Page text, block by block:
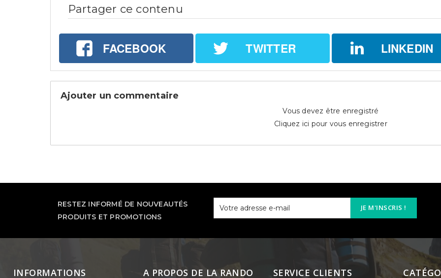
Partager ce contenu
FACEBOOK TWITTER LINKEDIN
Ajouter un commentaire
Vous devez être enregistré
Cliquez ici pour vous enregistrer
RESTEZ INFORMÉ DE NOUVEAUTÉS
PRODUITS ET PROMOTIONS
JE M'INSCRIS !
INFORMATIONS A PROPOS DE LA RANDO SERVICE CLIENTS